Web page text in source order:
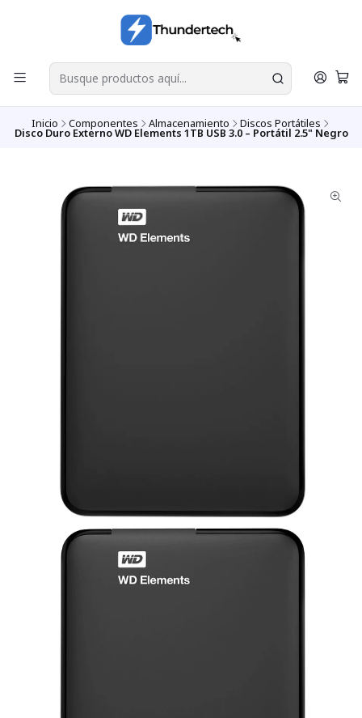
Inicio Componentes Almacenamiento Discos Portátiles
Disco Duro Externo WD Elements 1TB USB 3.0 – Portátil 2.5" Negro